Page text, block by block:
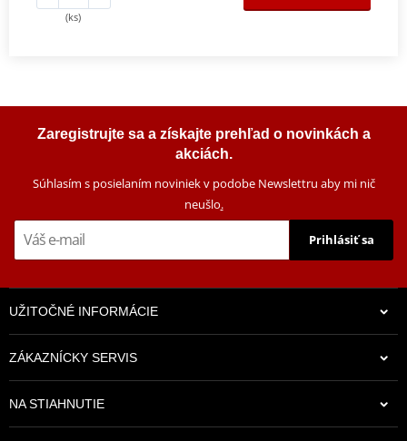
(ks)
Zaregistrujte sa a získajte prehľad o novinkách a
akciách.
Súhlasím s posielaním noviniek v podobe Newslettru aby mi nič
neušlo.
Prihlásiť sa
UŽITOČNÉ INFORMÁCIE
ZÁKAZNÍCKY SERVIS
NA STIAHNUTIE